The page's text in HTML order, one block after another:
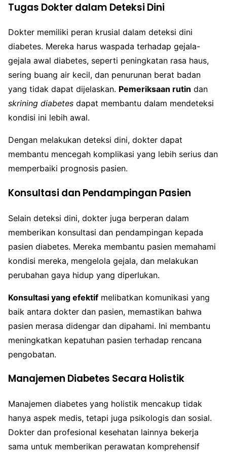
Tugas Dokter dalam Deteksi Dini
Dokter memiliki peran krusial dalam deteksi dini
diabetes. Mereka harus waspada terhadap gejala-
gejala awal diabetes, seperti peningkatan rasa haus,
sering buang air kecil, dan penurunan berat badan
yang tidak dapat dijelaskan. Pemeriksaan rutin dan
skrining diabetes dapat membantu dalam mendeteksi
kondisi ini lebih awal.
Dengan melakukan deteksi dini, dokter dapat
membantu mencegah komplikasi yang lebih serius dan
memperbaiki prognosis pasien.
Konsultasi dan Pendampingan Pasien
Selain deteksi dini, dokter juga berperan dalam
memberikan konsultasi dan pendampingan kepada
pasien diabetes. Mereka membantu pasien memahami
kondisi mereka, mengelola gejala, dan melakukan
perubahan gaya hidup yang diperlukan.
Konsultasi yang efektif melibatkan komunikasi yang
baik antara dokter dan pasien, memastikan bahwa
pasien merasa didengar dan dipahami. Ini membantu
meningkatkan kepatuhan pasien terhadap rencana
pengobatan.
Manajemen Diabetes Secara Holistik
Manajemen diabetes yang holistik mencakup tidak
hanya aspek medis, tetapi juga psikologis dan sosial.
Dokter dan profesional kesehatan lainnya bekerja
sama untuk memberikan perawatan komprehensif